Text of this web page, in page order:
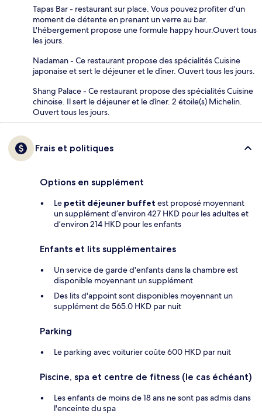
Tapas Bar - restaurant sur place. Vous pouvez profiter d'un
moment de détente en prenant un verre au bar.
L'hébergement propose une formule happy hour.Ouvert tous
les jours.
Nadaman - Ce restaurant propose des spécialités Cuisine
japonaise et sert le déjeuner et le dîner. Ouvert tous les jours.
Shang Palace - Ce restaurant propose des spécialités Cuisine
chinoise. Il sert le déjeuner et le dîner. 2 étoile(s) Michelin.
Ouvert tous les jours.
Frais et politiques
Options en supplément
Le petit déjeuner buffet est proposé moyennant
un supplément d’environ 427 HKD pour les adultes et
d’environ 214 HKD pour les enfants
Enfants et lits supplémentaires
Un service de garde d'enfants dans la chambre est
disponible moyennant un supplément
Des lits d'appoint sont disponibles moyennant un
supplément de 565.0 HKD par nuit
Parking
Le parking avec voiturier coûte 600 HKD par nuit
Piscine, spa et centre de fitness (le cas échéant)
Les enfants de moins de 18 ans ne sont pas admis dans
l'enceinte du spa